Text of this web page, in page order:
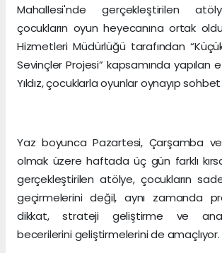
Mahallesi'nde gerçekleştirilen
çocukların oyun heyecanına ortak
Hizmetleri Müdürlüğü tarafından
Sevinçler Projesi” kapsamında yapılan
Yıldız, çocuklarla oyunlar oynayıp
Yaz boyunca Pazartesi, Çarşamba
olmak üzere haftada üç gün farklı
gerçekleştirilen atölye, çocukların
geçirmelerini değil, aynı zamanda
dikkat, strateji geliştirme ve
becerilerini geliştirmelerini de amaçlıyor.